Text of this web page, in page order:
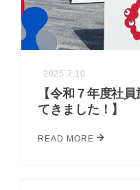
2025.7.10
【令和７年度社
てきました！】
READ MORE